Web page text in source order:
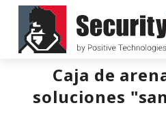
Caja de
soluciones